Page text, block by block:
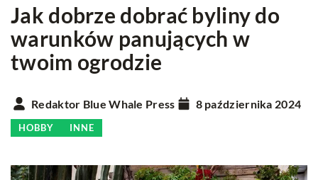
Jak dobrze dobrać byliny do
warunków panujących w
twoim ogrodzie
Redaktor Blue Whale Press 8 października 2024
HOBBY INNE